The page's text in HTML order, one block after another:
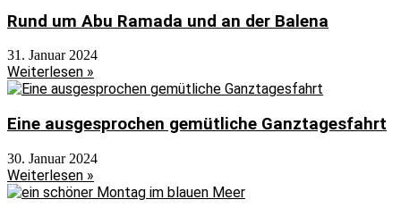
Rund um Abu Ramada und an der Balena
31. Januar 2024
Weiterlesen »
Eine ausgesprochen gemütliche Ganztagesfahrt
30. Januar 2024
Weiterlesen »